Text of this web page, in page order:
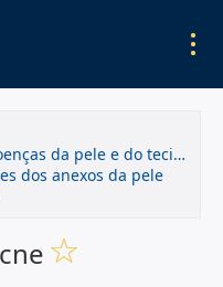
pele e do tecido subcutâneo
dos anexos da pele